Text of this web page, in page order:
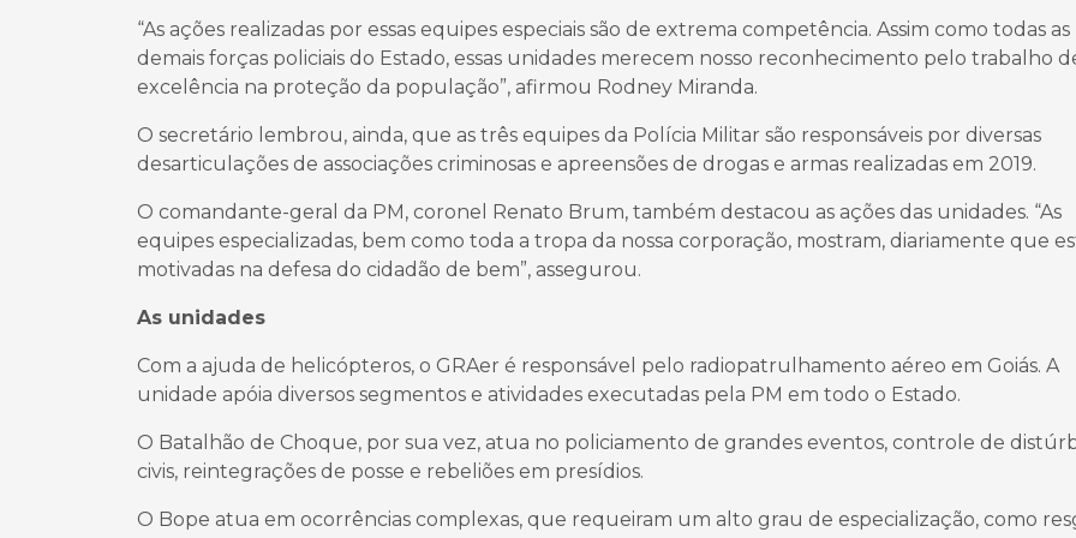
“As ações realizadas por essas equipes especiais são de extrema competência. Assim como todas as
demais forças policiais do Estado, essas unidades merecem nosso reconhecimento pelo trabalho
excelência na proteção da população”, afirmou Rodney Miranda.
O secretário lembrou, ainda, que as três equipes da Polícia Militar são responsáveis por diversas
desarticulações de associações criminosas e apreensões de drogas e armas realizadas em 2019.
O comandante-geral da PM, coronel Renato Brum, também destacou as ações das unidades. “As
equipes especializadas, bem como toda a tropa da nossa corporação, mostram, diariamente que
motivadas na defesa do cidadão de bem”, assegurou.
As unidades
Com a ajuda de helicópteros, o GRAer é responsável pelo radiopatrulhamento aéreo em Goiás. A
unidade apóia diversos segmentos e atividades executadas pela PM em todo o Estado.
O Batalhão de Choque, por sua vez, atua no policiamento de grandes eventos, controle de
civis, reintegrações de posse e rebeliões em presídios.
O Bope atua em ocorrências complexas, que requeiram um alto grau de especialização, como